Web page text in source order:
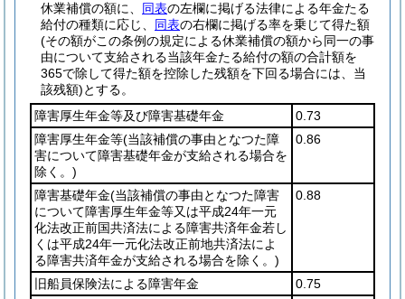
休業補償の額に、 同表の左欄に掲げる法律による年金たる
給付の種類に応じ、 同表の右欄に掲げる率を乗じて得た額
(その額がこの条例の規定による休業補償の額から同一の事
由について支給される当該年金たる給付の額の合計額を
365で除して得た額を控除した残額を下回る場合には、当
該残額)とする。
障害厚生年金等及び障害基礎年金
0.73
障害厚生年金等(当該補償の事由となつた障
害について障害基礎年金が支給される場合を
除く。)
0.86
障害基礎年金(当該補償の事由となつた障害
について障害厚生年金等又は平成24年一元
化法改正前国共済法による障害共済年金若し
くは平成24年一元化法改正前地共済法によ
る障害共済年金が支給される場合を除く。)
0.88
旧船員保険法による障害年金
0.75